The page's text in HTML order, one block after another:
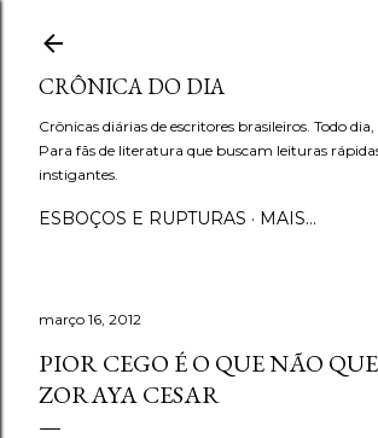
CRÔNICA DO DIA
Crônicas diárias de escritores brasileiros. Todo
Para fãs de literatura que buscam leituras
instigantes.
ESBOÇOS E RUPTURAS MAIS…
março 16, 2012
PIOR CEGO É O QUE NÃO
ZORAYA CESAR